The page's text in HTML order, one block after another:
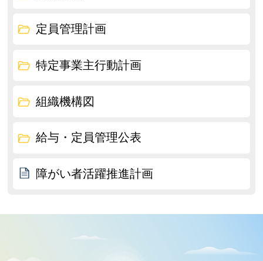
定員管理計画
特定事業主行動計画
組織機構図
給与・定員管理公表
障がい者活躍推進計画